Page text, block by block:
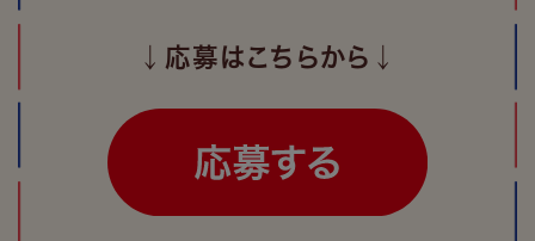
↓応募はこちらから↓